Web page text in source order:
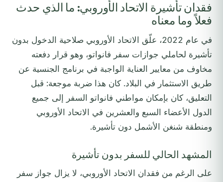
فقدان تأشيرة الاتحاد الأوروبي: ما الذي حدث
فعلاً وما معناه
في عام 2022، علّق الاتحاد الأوروبي صلاحية الدخول بدون
تأشيرة لحاملي جوازات سفر فانواتو، وهو قرار دفعته
مخاوف من معايير العناية الواجبة في برنامج الجنسية عن
طريق الاستثمار في البلاد. كان هذا ضربة موجعة: قبل
التعليق، كان بإمكان مواطني فانواتو السفر إلى جميع
الدول الأعضاء السبع والعشرين في الاتحاد الأوروبي
ومنطقة شنغن الأشمل دون تأشيرة.
المشهد الحالي للسفر بدون تأشيرة
على الرغم من فقدان الاتحاد الأوروبي، لا يزال جواز سفر